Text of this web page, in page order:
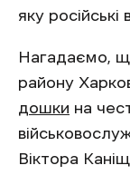
яку російські
Нагадаємо,
району
дошки на
Віктора